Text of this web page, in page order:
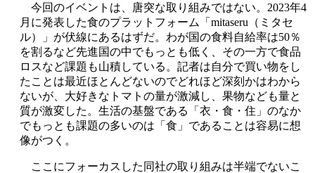
今回のイベントは、唐突な取り組みではない。2023年4
月に発表した食のプラットフォーム「mitaseru（ミタセ
ル）」が伏線にあるはずだ。わが国の食料自給率は50％
を割るなど先進国の中でもっとも低く、その一方で食品
ロスなど課題も山積している。記者は自分で買い物をし
たことは最近ほとんどないのでどれほど深刻かはわから
ないが、大好きなトマトの量が激減し、果物なども量と
質が激変した。生活の基盤である「衣・食・住」のなか
でもっとも課題の多いのは「食」であることは容易に想
像がつく。
ここにフォーカスした同社の取り組みは半端でないこ